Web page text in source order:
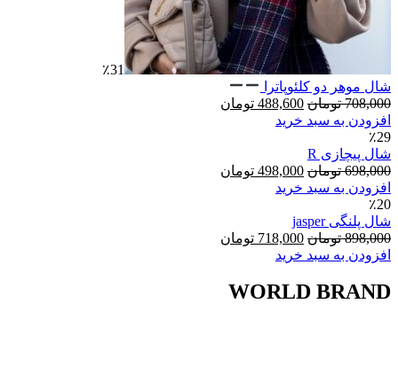
٪31
شال موهر دو کلئوپاترا
708,000 تومان قیمت
اصلی:
بود.
488,600 تومان
افزودن به سبد خرید
٪29
شال پیچازی R
698,000 تومان قیمت
اصلی:
تومان
بود.
498,000 تومان
افزودن به سبد خرید
٪20
شال پلنگی jasper
898,000 تومان قیمت
اصلی:
تومان
بود.
718,000 تومان
افزودن به سبد خرید
WORLD BRAND